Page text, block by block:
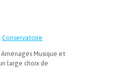
Conservatoire
Aménagés Musique et
large choix de